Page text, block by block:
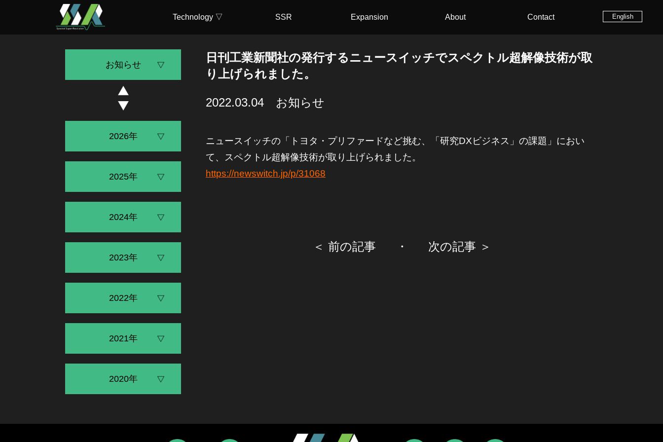
Technology ▽ SSR Expansion About Contact English
日刊工業新聞社の発行するニュースイッチでスペクトル超解像技術が取
り上げられました。
2022.03.04 お知らせ
ニュースイッチの「トヨタ・プリファードなど挑む、「研究DXビジネス」の課題」におい
て、スペクトル超解像技術が取り上げられました。
https://newswitch.jp/p/31068
＜ 前の記事 ・ 次の記事 ＞
お知らせ
2026年
2025年
2024年
2023年
2022年
2021年
2020年